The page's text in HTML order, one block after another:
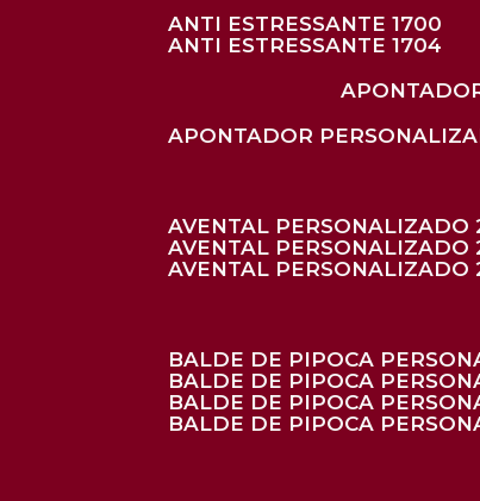
ANTI ESTRESSANTE 1700
ANTI ESTRESSANTE 1704
APONTADOR
AVENTAL
AVENTAL PERSONALIZADO
AVENTAL PERSONALIZADO
BALDE DE PIPOCA
BALDE DE PIPOCA
BALDE DE PIPOCA
BALDE DE PIPOCA